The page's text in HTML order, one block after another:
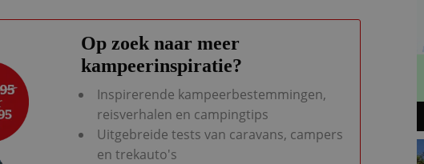
Op zoek naar meer
kampeerinspiratie?
Inspirerende kampeerbestemmingen,
reisverhalen en campingtips
Uitgebreide tests van caravans, campers
en trekauto's